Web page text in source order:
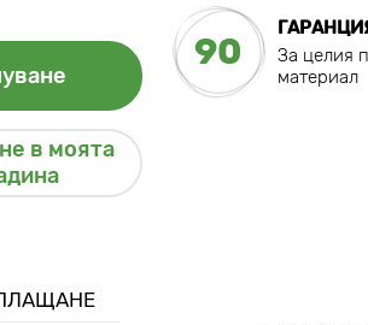
в моята
90
За целия
материал